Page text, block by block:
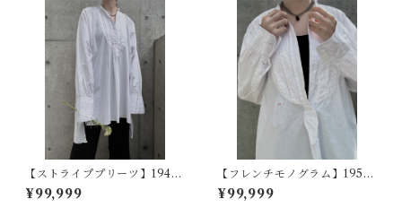
【ストライププリーツ】1940
s フランスヴィンテージドレス
シャツ
¥99,999
【フレンチモノグラム】1950
~60s フランスヴィンテージド
レスシャツ
¥99,999